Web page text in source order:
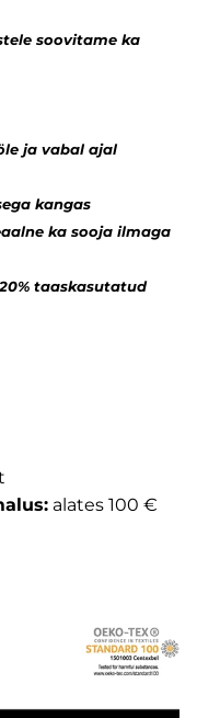
soovitame ka
ja vabal ajal
kangas
ka sooja ilmaga
taaskasutatud
alates 100 €